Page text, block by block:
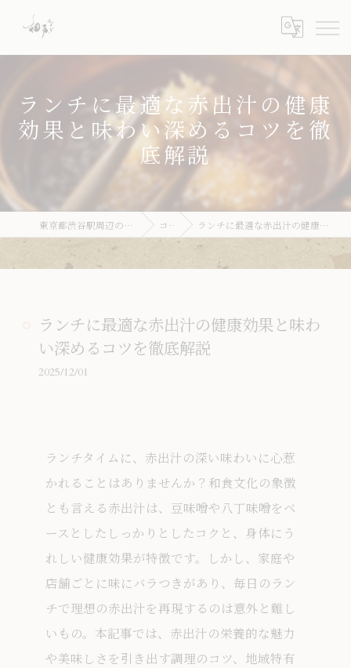
ランチに最適な赤出汁の健康
効果と味わい深めるコツを徹
底解説
東京都渋谷駅周辺のとんかつならとんかつ 梛 コラム ランチに最適な赤出汁の健康効果と味わい深めるコツを徹底解説
ランチに最適な赤出汁の健康効果と味わ
い深めるコツを徹底解説
2025/12/01
ランチタイムに、赤出汁の深い味わいに心惹
かれることはありませんか？和食文化の象徴
とも言える赤出汁は、豆味噌や八丁味噌をベ
ースとしたしっかりとしたコクと、身体にう
れしい健康効果が特徴です。しかし、家庭や
店舗ごとに味にバラつきがあり、毎日のラン
チで理想の赤出汁を再現するのは意外と難し
いもの。本記事では、赤出汁の栄養的な魅力
や美味しさを引き出す調理のコツ、地域特有